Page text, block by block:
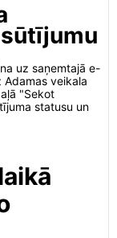
uz saņemtajā e-
veikala
"Sekot
statusu un